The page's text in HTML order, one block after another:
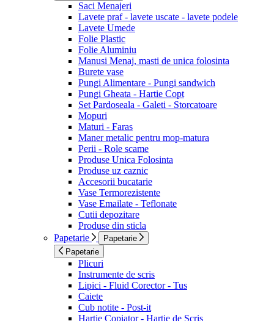
Saci Menajeri
Lavete praf - lavete uscate - lavete podele
Lavete Umede
Folie Plastic
Folie Aluminiu
Manusi Menaj, masti de unica folosinta
Burete vase
Pungi Alimentare - Pungi sandwich
Pungi Gheata - Hartie Copt
Set Pardoseala - Galeti - Storcatoare
Mopuri
Maturi - Faras
Maner metalic pentru mop-matura
Perii - Role scame
Produse Unica Folosinta
Produse uz caznic
Accesorii bucatarie
Vase Termorezistente
Vase Emailate - Teflonate
Cutii depozitare
Produse din sticla
Papetarie
Papetarie
Papetarie
Plicuri
Instrumente de scris
Lipici - Fluid Corector - Tus
Caiete
Cub notite - Post-it
Hartie Copiator - Hartie de Scris